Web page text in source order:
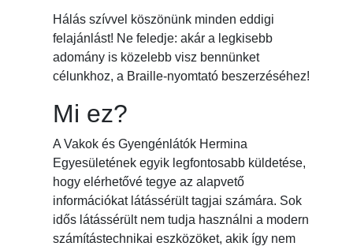
Hálás szívvel köszönünk minden eddigi
felajánlást! Ne feledje: akár a legkisebb
adomány is közelebb visz bennünket
célunkhoz, a Braille-nyomtató beszerzéséhez!
Mi ez?
A Vakok és Gyengénlátók Hermina
Egyesületének egyik legfontosabb küldetése,
hogy elérhetővé tegye az alapvető
információkat látássérült tagjai számára. Sok
idős látássérült nem tudja használni a modern
számítástechnikai eszközöket, akik így nem